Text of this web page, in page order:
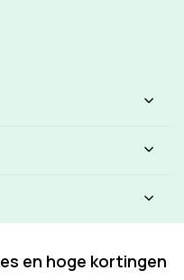
en hoge kortingen